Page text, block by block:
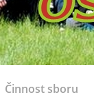
Činnost sboru